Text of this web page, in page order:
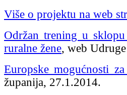
Više o projektu na web
Održan trening u
ruralne žene, web
Europske mogućnosti
županija, 27.1.2014.